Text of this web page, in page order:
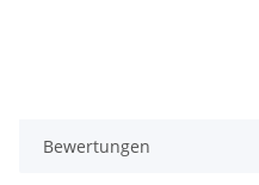
Bewertungen